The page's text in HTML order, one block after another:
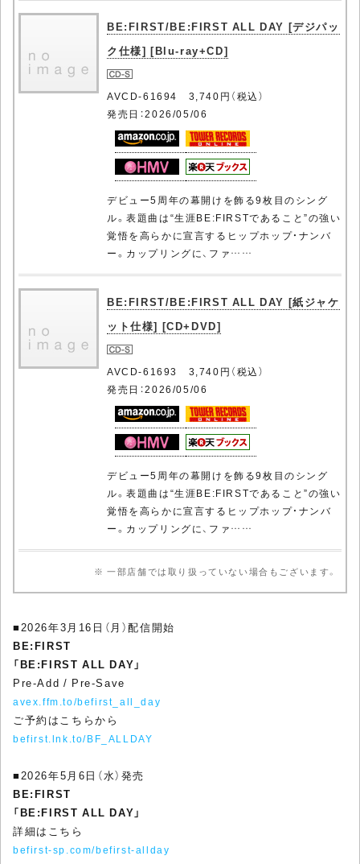
BE:FIRST/BE:FIRST ALL DAY [デジパッ
ク仕様] [Blu-ray+CD]
AVCD-61694 3,740円（税込）
発売日：2026/05/06
デビュー5周年の幕開けを飾る9枚目のシング
ル。表題曲は“生涯BE:FIRSTであること”の強い
覚悟を高らかに宣言するヒップホップ・ナンバ
ー。カップリングに、ファ……
BE:FIRST/BE:FIRST ALL DAY [紙ジャケ
ット仕様] [CD+DVD]
AVCD-61693 3,740円（税込）
発売日：2026/05/06
デビュー5周年の幕開けを飾る9枚目のシング
ル。表題曲は“生涯BE:FIRSTであること”の強い
覚悟を高らかに宣言するヒップホップ・ナンバ
ー。カップリングに、ファ……
※ 一部店舗では取り扱っていない場合もございます。
■2026年3月16日（月）配信開始
BE:FIRST
「BE:FIRST ALL DAY」
Pre-Add / Pre-Save
avex.ffm.to/befirst_all_day
ご予約はこちらから
befirst.lnk.to/BF_ALLDAY
■2026年5月6日（水）発売
BE:FIRST
「BE:FIRST ALL DAY」
詳細はこちら
befirst-sp.com/befirst-allday